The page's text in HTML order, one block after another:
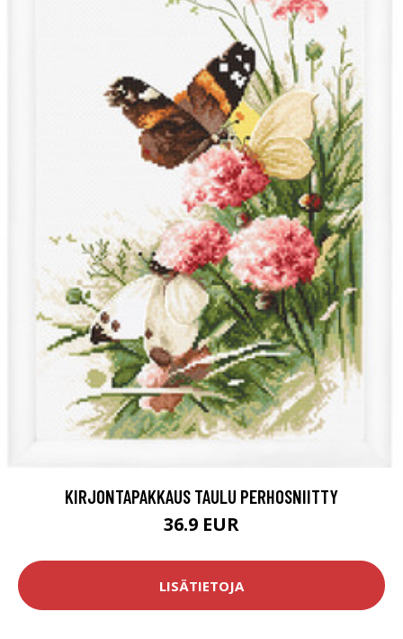
KIRJONTAPAKKAUS TAULU PERHOSNIITTY
36.9 EUR
LISÄTIETOJA